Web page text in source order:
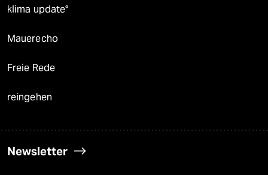
klima update°
Mauerecho
Freie Rede
reingehen
Newsletter